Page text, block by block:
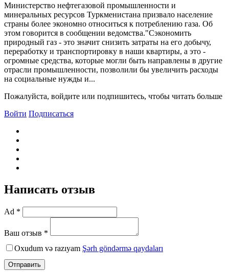
Министерство нефтегазовой промышленности и
минеральных ресурсов Туркменистана призвало население
страны более экономно относиться к потреблению газа. Об
этом говорится в сообщении ведомства."Сэкономить
природный газ - это значит снизить затраты на его добычу,
переработку и транспортировку в наши квартиры, а это -
огромные средства, которые могли быть направлены в другие
отрасли промышленности, позволили бы увеличить расходы
на социальные нужды и...
Пожалуйста, войдите или подпишитесь, чтобы читать больше
Войти Подписаться
Написать отзыв
Ad *
Ваш отзыв *
Oxudum və razıyam Şərh göndərmə qaydaları
Отправить